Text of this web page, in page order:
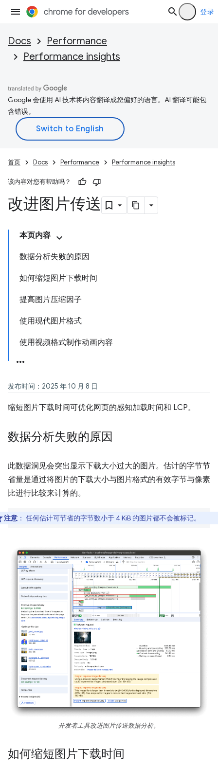
登录
Docs
Performance
Performance insights
Google 会使用 AI 技术将内容翻译成您偏好的语言。AI 翻译可能包
含错误。
首页 Docs Performance Performance insights
该内容对您有帮助吗？
改进图片传送
本页内容
数据分析失败的原因
如何缩短图片下载时间
提高图片压缩因子
使用现代图片格式
使用视频格式制作动画内容
发布时间：2025 年 10 月 8 日
缩短图片下载时间可优化网页的感知加载时间和 LCP。
数据分析失败的原因
此数据洞见会突出显示下载大小过大的图片。估计的字节节
省量是通过将图片的下载大小与图片格式的有效字节与像素
比进行比较来计算的。
注意 ： 任何估计可节省的字节数小于 4 KiB 的图片都不会被标记。
开发者工具改进图片传送数据分析。
如何缩短图片下载时间